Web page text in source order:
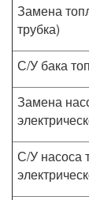
Замена
трубка)
С/У бака
Замена
С/У насоса